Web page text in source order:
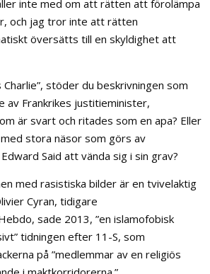
inte med om att rätten att förolämpa
och jag tror inte att rätten
översätts till en skyldighet att
Charlie”, stöder du beskrivningen som
av Frankrikes justitieminister,
är svart och ritades som en apa? Eller
stora näsor som görs av
Said att vända sig i sin grav?
med rasistiska bilder är en tvivelaktig
Cyran, tidigare
sade 2013, ”en islamofobisk
tidningen efter 11-S, som
på ”medlemmar av en religiös